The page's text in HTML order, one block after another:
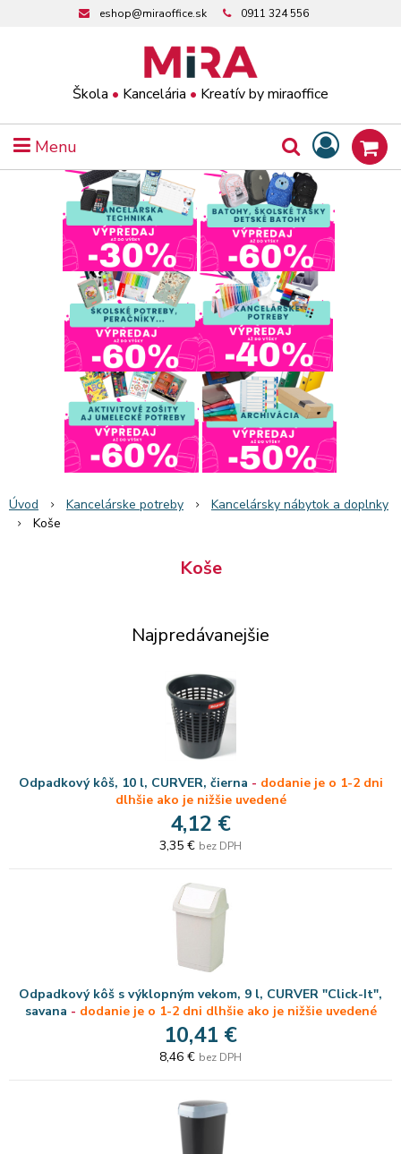
Škola • Kancelária • Kreatív by miraoffice
eshop@miraoffice.sk 0911 324 556
Menu
Úvod Kancelárske potreby
Kancelársky nábytok a doplnky
Koše
Koše
Najpredávanejšie
Odpadkový kôš, 10 l, CURVER, čierna - dodanie je o 1-2 dni
dlhšie ako je nižšie uvedené
4,12 €
3,35 € bez DPH
Odpadkový kôš s výklopným vekom, 9 l, CURVER "Click-It",
savana - dodanie je o 1-2 dni dlhšie ako je nižšie uvedené
10,41 €
8,46 € bez DPH